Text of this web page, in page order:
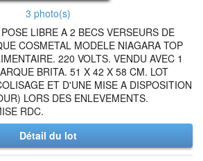
3 photo(s)
LIBRE A 2 BECS VERSEURS DE
COSMETAL MODELE NIAGARA TOP
220 VOLTS. VENDU AVEC 1
BRITA. 51 X 42 X 58 CM. LOT
ET D'UNE MISE A DISPOSITION
LORS DES ENLEVEMENTS.
RDC.
Détail du lot